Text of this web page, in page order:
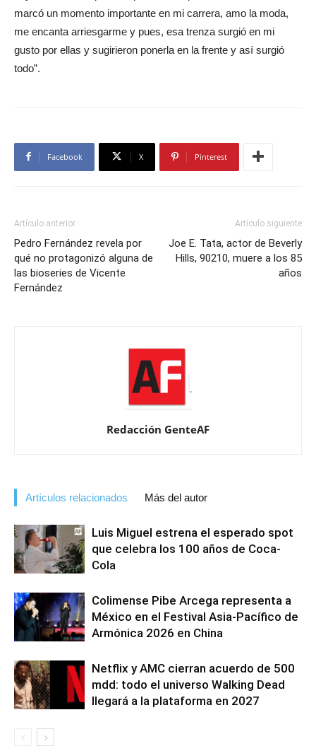
marcó un momento importante en mi carrera, amo la moda,
me encanta arriesgarme y pues, esa trenza surgió en mi
gusto por ellas y sugirieron ponerla en la frente y así surgió
todo”.
Facebook X Pinterest
Artículo anterior
Pedro Fernández revela por
qué no protagonizó alguna de
las bioseries de Vicente
Fernández
Artículo siguiente
Joe E. Tata, actor de Beverly
Hills, 90210, muere a los 85
años
Redacción GenteAF
Artículos relacionados Más del autor
Luis Miguel estrena el esperado spot
que celebra los 100 años de Coca-
Cola
Colimense Pibe Arcega representa a
México en el Festival Asia-Pacífico de
Armónica 2026 en China
Netflix y AMC cierran acuerdo de 500
mdd: todo el universo Walking Dead
llegará a la plataforma en 2027